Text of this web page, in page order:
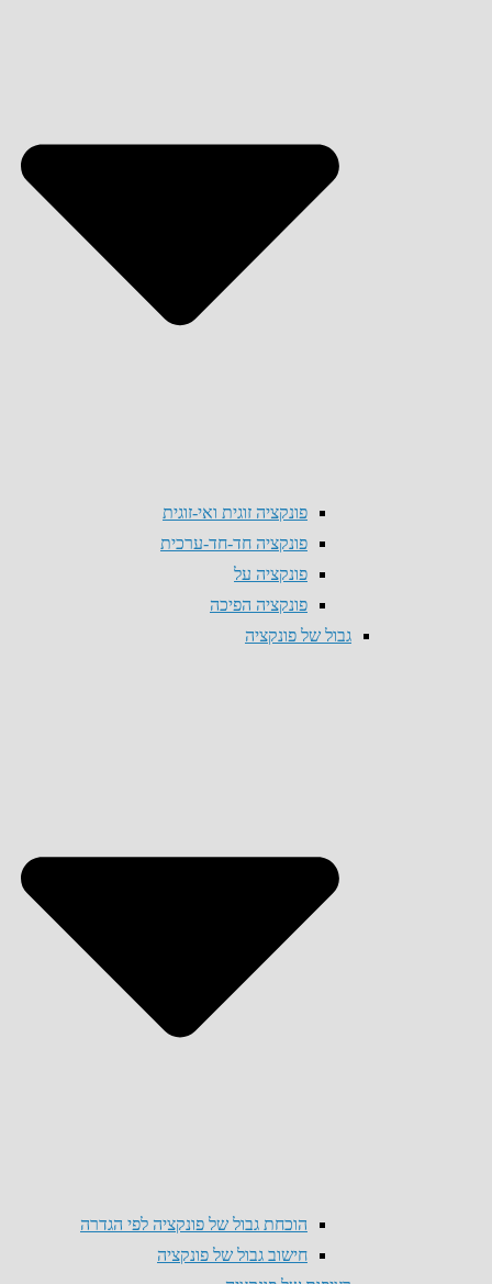
פונקציה זוגית ואי-זוגית
פונקציה חד-חד-ערכית
פונקציה על
פונקציה הפיכה
גבול של פונקציה
הוכחת גבול של פונקציה לפי הגדרה
חישוב גבול של פונקציה